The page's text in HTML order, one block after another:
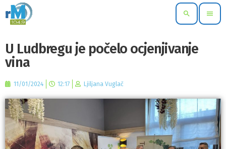
search menu
U Ludbregu je počelo ocjenjivanje
vina
11/01/2024 12:17 Ljiljana Vuglač